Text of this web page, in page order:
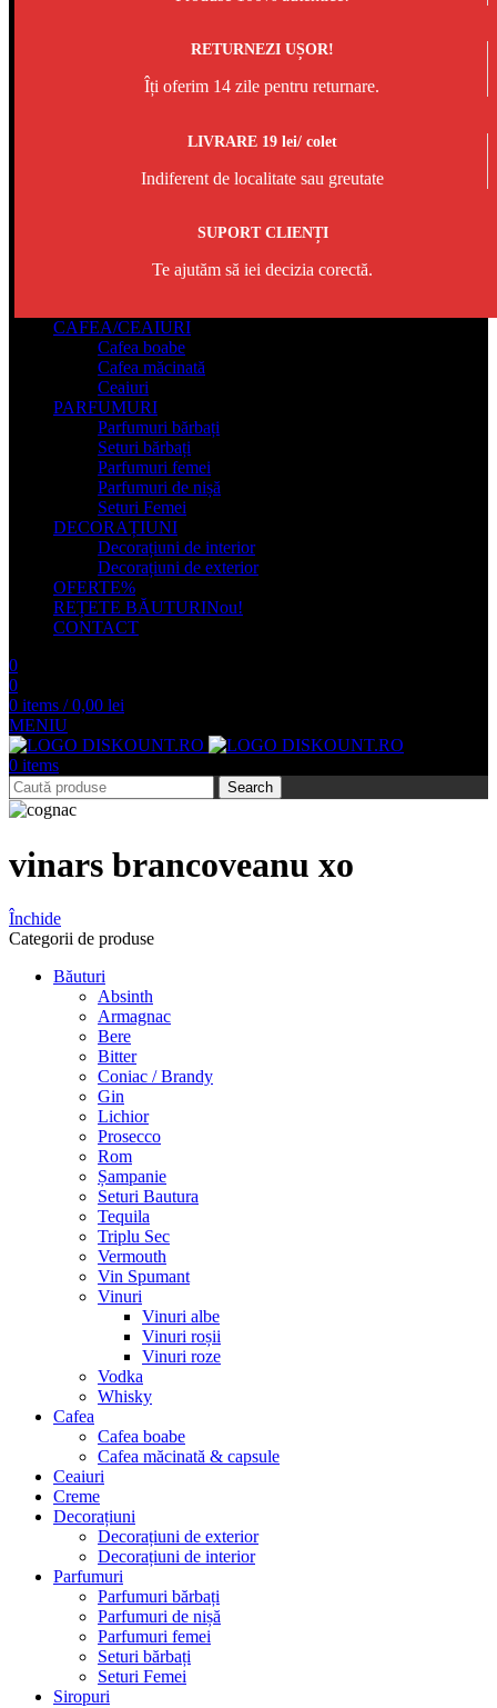
RETURNEZI UȘOR!
Îți oferim 14 zile pentru returnare.
LIVRARE 19 lei/ colet
Indiferent de localitate sau greutate
SUPORT CLIENȚI
Te ajutăm să iei decizia corectă.
CAFEA/CEAIURI
Cafea boabe
Cafea măcinată
Ceaiuri
PARFUMURI
Parfumuri bărbați
Seturi bărbați
Parfumuri femei
Parfumuri de nișă
Seturi Femei
DECORAȚIUNI
Decorațiuni de interior
Decorațiuni de exterior
OFERTE%
REȚETE BĂUTURINou!
CONTACT
0
0
0 items / 0,00 lei
MENIU
0 items
Search
vinars brancoveanu xo
Închide
Categorii de produse
Băuturi
Absinth
Armagnac
Bere
Bitter
Coniac / Brandy
Gin
Lichior
Prosecco
Rom
Șampanie
Seturi Bautura
Tequila
Triplu Sec
Vermouth
Vin Spumant
Vinuri
Vinuri albe
Vinuri roșii
Vinuri roze
Vodka
Whisky
Cafea
Cafea boabe
Cafea măcinată & capsule
Ceaiuri
Creme
Decorațiuni
Decorațiuni de exterior
Decorațiuni de interior
Parfumuri
Parfumuri bărbați
Parfumuri de nișă
Parfumuri femei
Seturi bărbați
Seturi Femei
Siropuri